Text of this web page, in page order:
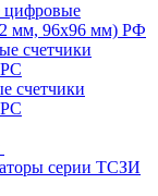
цифровые
мм, 96х96 мм) РФ
счетчики
счетчики
серии ТСЗИ